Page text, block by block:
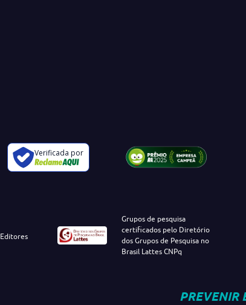
Verificada por
Grupos de pesquisa
certificados pelo Diretório
dos Grupos de Pesquisa no
Brasil Lattes CNPq
PREVENIR